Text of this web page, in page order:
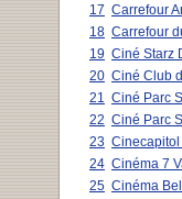
17 Carrefour
18 Carrefour
19 Ciné Starz
20 Ciné Club
21
Ciné Parc
22 Ciné Parc
23 Cinecapitol
24 Cinéma 7
25 Cinéma